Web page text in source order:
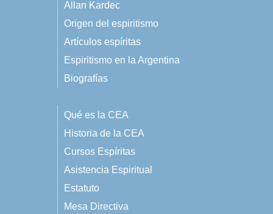
Allan Kardec
Origen del espiritismo
Artículos espíritas
Espiritismo en la Argentina
Biografías
Qué es la CEA
Historia de la CEA
Cursos Espíritas
Asistencia Espiritual
Estatuto
Mesa Directiva